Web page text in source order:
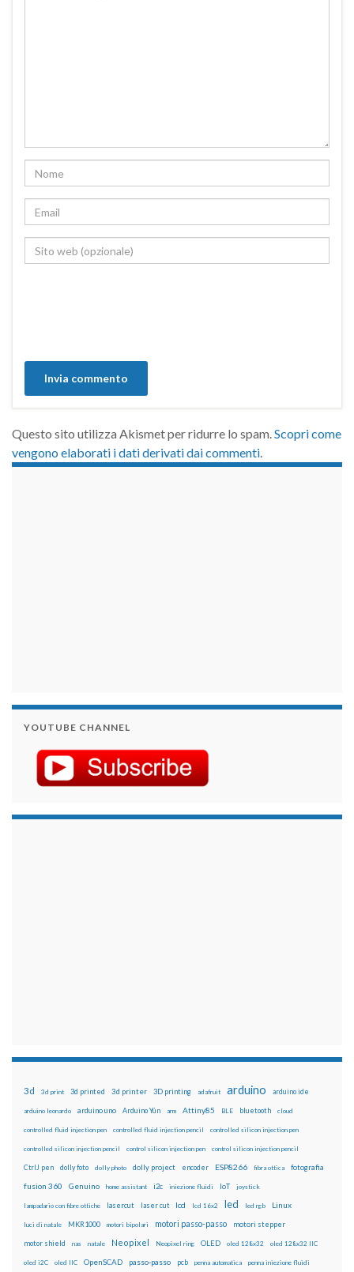
Questo sito utilizza Akismet per ridurre lo spam.Scopri come
vengono elaborati i dati derivati dai commenti.
YOUTUBE CHANNEL
3d 3d print 3d printed 3d printer 3D printing adafruit arduino arduino ide
arduino leonardo arduino uno Arduino Yún arm Attiny85 BLE bluetooth cloud
controlled fluid injection pen controlled fluid injection pencil controlled silicon injection pen
controlled silicon injection pencil control silicon injection pen control silicon injection pencil
CtrlJ pen dolly foto dolly photo dolly project encoder ESP8266 fibra ottica fotografia
fusion 360 Genuino home assistant i2c iniezione fluidi IoT joystick
lampadario con fibre ottiche lasercut laser cut lcd lcd 16x2 led led rgb Linux
luci di natale MKR1000 motori bipolari motori passo-passo motori stepper
motor shield nas natale Neopixel Neopixel ring OLED oled 128x32 oled 128x32 IIC
oled i2C oled IIC OpenSCAD passo-passo pcb penna automatica penna iniezione fluidi